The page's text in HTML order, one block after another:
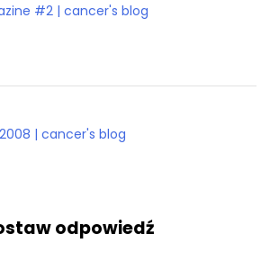
#2 | cancer's blog
2008 | cancer's blog
odpowiedź